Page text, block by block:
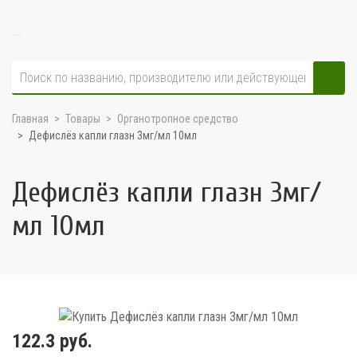
Главная Товары
Органотропное средство
Дефислёз капли глазн 3мг/мл 10мл
Дефислёз капли глазн 3мг/
мл 10мл
122.3 руб.